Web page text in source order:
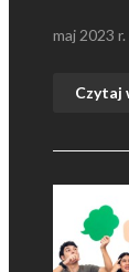
maj 2023 r.
Czytaj